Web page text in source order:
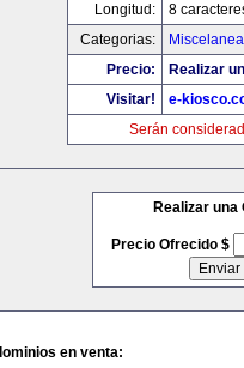
Longitud:
8
Categorias:
Precio:
Realizar
Visitar!
e-
Serán
Realizar una
Precio Ofrecido $
en venta: